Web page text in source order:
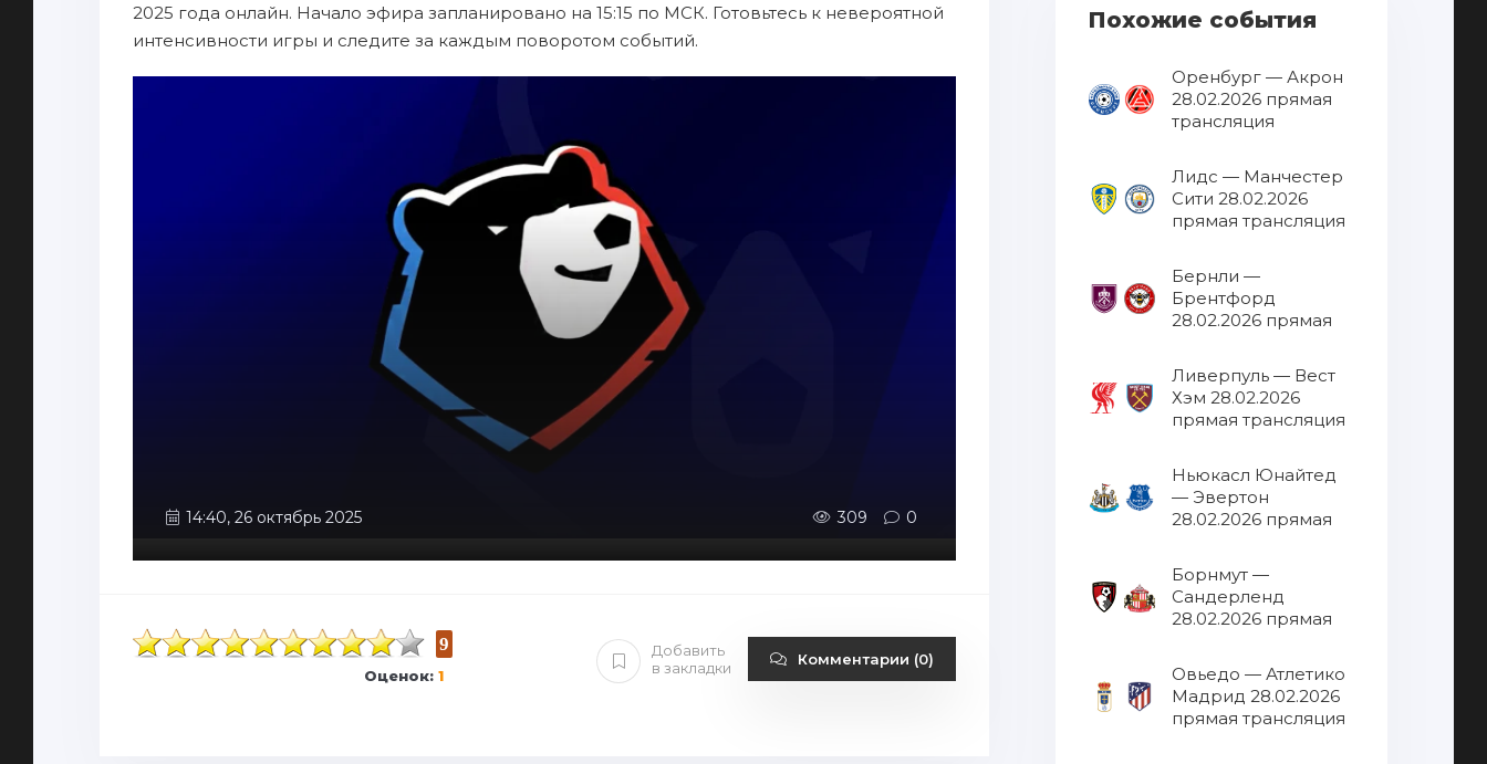
2025 года онлайн. Начало эфира запланировано на 15:15 по МСК. Готовьтесь к невероятной
интенсивности игры и следите за каждым поворотом событий.
14:40, 26 октябрь 2025 309 0
9
Оценок: 1
Добавить
в закладки
Комментарии (0)
Похожие события
Оренбург — Акрон
28.02.2026 прямая
трансляция
Лидс — Манчестер
Сити 28.02.2026
прямая трансляция
Бернли —
Брентфорд
28.02.2026 прямая
Ливерпуль — Вест
Хэм 28.02.2026
прямая трансляция
Ньюкасл Юнайтед
— Эвертон
28.02.2026 прямая
Борнмут —
Сандерленд
28.02.2026 прямая
Овьедо — Атлетико
Мадрид 28.02.2026
прямая трансляция